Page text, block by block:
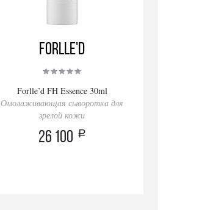
Forlle'd
Forlle’d FH Essence 30ml
Омолаживающая сыворотка для
зрелой кожи
26 100 a